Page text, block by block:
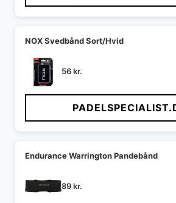
NOX Svedbånd Sort/Hvid
56kr.
Endurance Warrington Pandebånd
89kr.